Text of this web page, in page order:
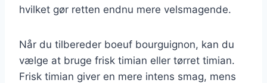
hvilket gør retten endnu mere velsmagende.
Når du tilbereder boeuf bourguignon, kan du
vælge at bruge frisk timian eller tørret timian.
Frisk timian giver en mere intens smag, mens